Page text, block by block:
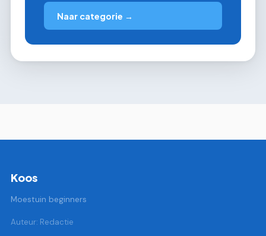
Naar categorie →
Koos
Moestuin beginners
Auteur: Redactie